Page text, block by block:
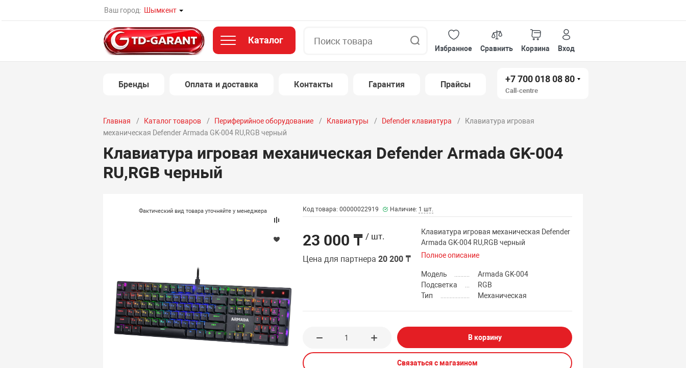
Ваш город: Шымкент
Каталог
Избранное
Сравнить Корзина Вход
Бренды Оплата и доставка Контакты Гарантия Прайсы
+7 700 018 08 80
Call-centre
Главная Каталог товаров Периферийное оборудование Клавиатуры Defender клавиатура
Клавиатура игровая
механическая Defender Armada GK-004 RU,RGB черный
Клавиатура игровая механическая Defender Armada GK-004
RU,RGB черный
Фактический вид товара уточняйте у менеджера Код товара: 00000022919 Наличие: 1 шт.
23 000 ₸ / шт.
Цена для партнера20 200 ₸
Клавиатура игровая механическая Defender
Armada GK-004 RU,RGB черный
Полное описание
Модель
Armada GK-004
Подсветка
RGB
Тип
Механическая
В корзину
Связаться с магазином